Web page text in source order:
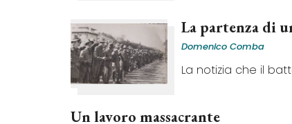
La partenza di
Domenico Comba
La notizia che il
Un lavoro massacrante